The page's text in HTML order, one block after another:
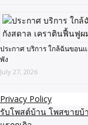
ประกาศ บริการ ใกล้ฉันขอ
พัง
July 27, 2026
Privacy Policy
รับโพสต์บ้าน โพสขายบ้